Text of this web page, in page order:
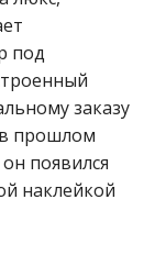
под
заказу
в прошлом
появился
наклейкой